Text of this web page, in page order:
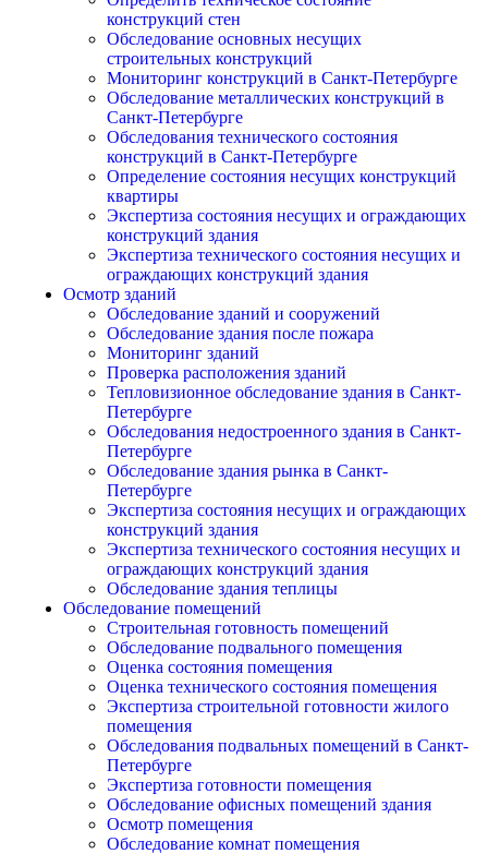
конструкций стен
Обследование основных несущих
строительных конструкций
Мониторинг конструкций в Санкт-Петербурге
Обследование металлических конструкций в
Санкт-Петербурге
Обследования технического состояния
конструкций в Санкт-Петербурге
Определение состояния несущих конструкций
квартиры
Экспертиза состояния несущих и ограждающих
конструкций здания
Экспертиза технического состояния несущих и
ограждающих конструкций здания
Осмотр зданий
Обследование зданий и сооружений
Обследование здания после пожара
Мониторинг зданий
Проверка расположения зданий
Тепловизионное обследование здания в Санкт-
Петербурге
Обследования недостроенного здания в Санкт-
Петербурге
Обследование здания рынка в Санкт-
Петербурге
Экспертиза состояния несущих и ограждающих
конструкций здания
Экспертиза технического состояния несущих и
ограждающих конструкций здания
Обследование здания теплицы
Обследование помещений
Строительная готовность помещений
Обследование подвального помещения
Оценка состояния помещения
Оценка технического состояния помещения
Экспертиза строительной готовности жилого
помещения
Обследования подвальных помещений в Санкт-
Петербурге
Экспертиза готовности помещения
Обследование офисных помещений здания
Осмотр помещения
Обследование комнат помещения